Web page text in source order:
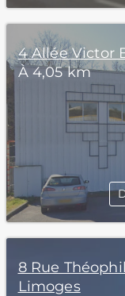
4 Allée Victor
À 4,05 km
8 Rue
Limoges